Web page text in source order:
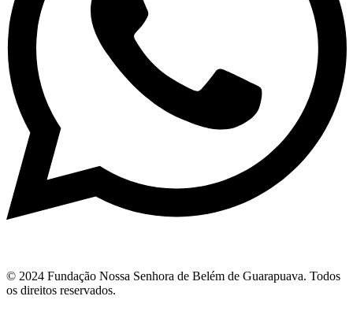
© 2024 Fundação Nossa Senhora de Belém de Guarapuava. Todos
os direitos reservados.